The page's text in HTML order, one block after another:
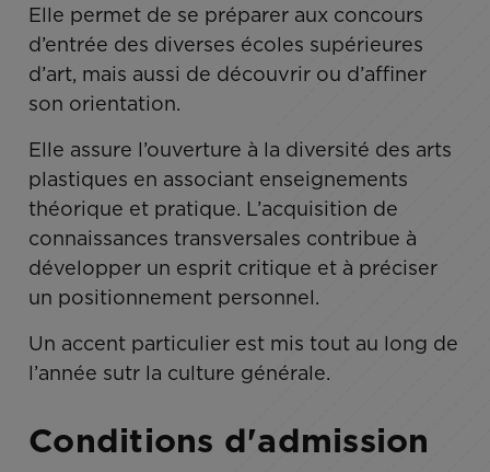
Elle permet de se préparer aux concours
d’entrée des diverses écoles supérieures
d’art, mais aussi de découvrir ou d’affiner
son orientation.
Elle assure l’ouverture à la diversité des arts
plastiques en associant enseignements
théorique et pratique. L’acquisition de
connaissances transversales contribue à
développer un esprit critique et à préciser
un positionnement personnel.
Un accent particulier est mis tout au long de
l’année sutr la culture générale.
Conditions d'admission